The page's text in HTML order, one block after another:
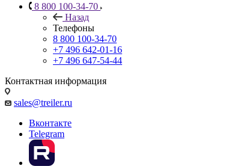
8 800 100-34-70
Назад
Телефоны
8 800 100-34-70
+7 496 642-01-16
+7 496 647-54-44
Контактная информация
sales@treiler.ru
Вконтакте
Telegram